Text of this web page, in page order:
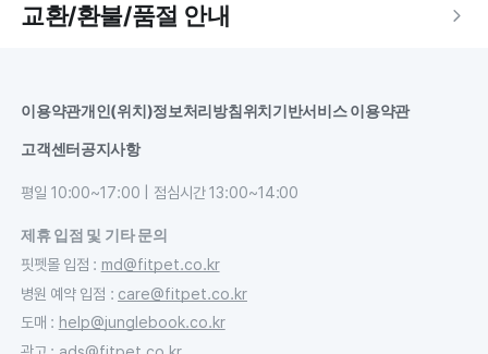
교환/환불/품절 안내
이용약관개인(위치)정보처리방침위치기반서비스 이용약관
고객센터공지사항
평일 10:00~17:00 | 점심시간 13:00~14:00
제휴 입점 및 기타 문의
핏펫몰 입점 : md@fitpet.co.kr
병원 예약 입점 : care@fitpet.co.kr
도매 : help@junglebook.co.kr